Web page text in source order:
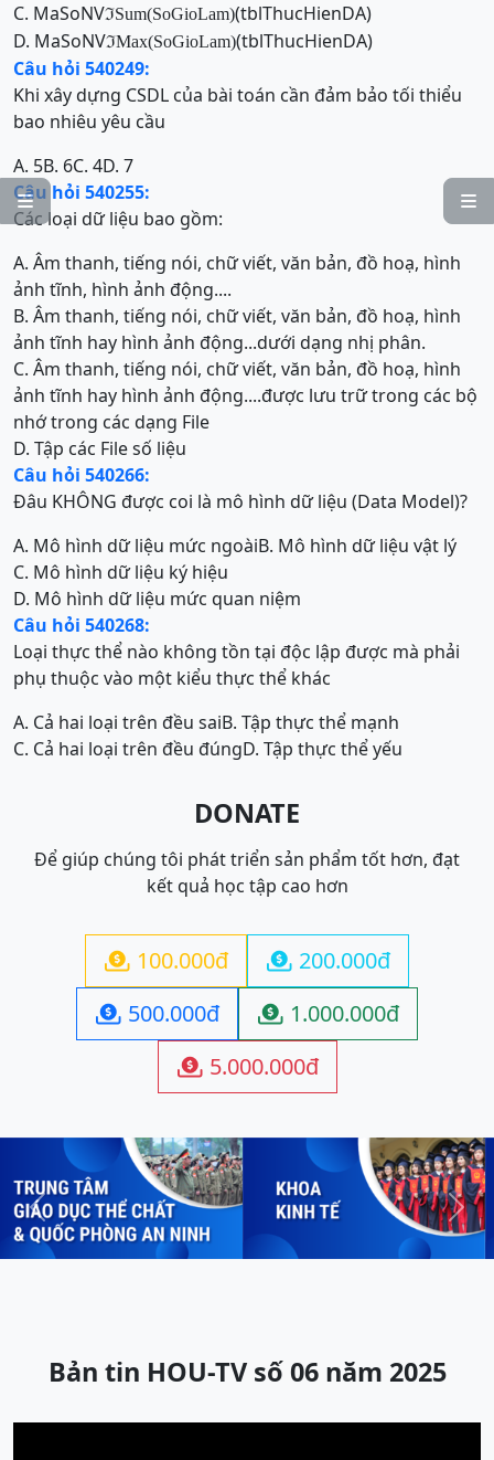


C. MaSoNVℑSum(SoGioLam)(tblThucHienDA)
D. MaSoNVℑMax(SoGioLam)(tblThucHienDA)
Câu hỏi 540249:
Khi xây dựng CSDL của bài toán cần đảm bảo tối thiểu
bao nhiêu yêu cầu
A. 5B. 6C. 4D. 7
Câu hỏi 540255:
Các loại dữ liệu bao gồm:
A. Âm thanh, tiếng nói, chữ viết, văn bản, đồ hoạ, hình
ảnh tĩnh, hình ảnh động....
B. Âm thanh, tiếng nói, chữ viết, văn bản, đồ hoạ, hình
ảnh tĩnh hay hình ảnh động...dưới dạng nhị phân.
C. Âm thanh, tiếng nói, chữ viết, văn bản, đồ hoạ, hình
ảnh tĩnh hay hình ảnh động....được lưu trữ trong các bộ
nhớ trong các dạng File
D. Tập các File số liệu
Câu hỏi 540266:
Đâu KHÔNG được coi là mô hình dữ liệu (Data Model)?
A. Mô hình dữ liệu mức ngoàiB. Mô hình dữ liệu vật lý
C. Mô hình dữ liệu ký hiệu
D. Mô hình dữ liệu mức quan niệm
Câu hỏi 540268:
Loại thực thể nào không tồn tại độc lập được mà phải
phụ thuộc vào một kiểu thực thể khác
A. Cả hai loại trên đều saiB. Tập thực thể mạnh
C. Cả hai loại trên đều đúngD. Tập thực thể yếu
DONATE
Để giúp chúng tôi phát triển sản phẩm tốt hơn, đạt
kết quả học tập cao hơn
 100.000đ  200.000đ
 500.000đ  1.000.000đ
 5.000.000đ
Previous Next
Bản tin HOU-TV số 06 năm 2025